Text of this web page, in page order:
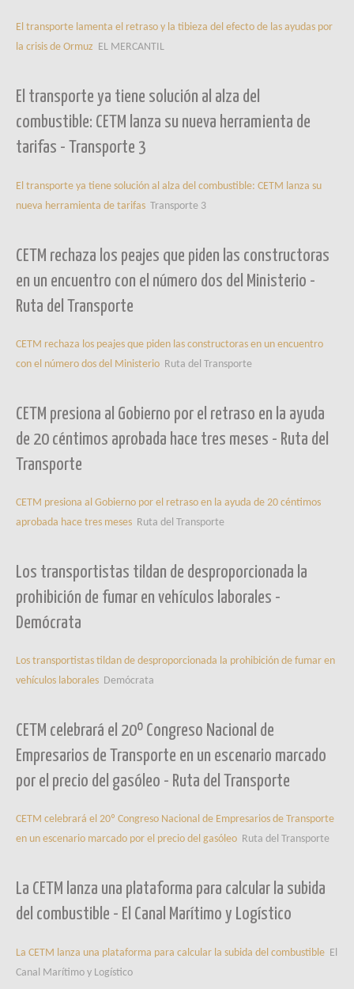
El transporte lamenta el retraso y la tibieza del efecto de las ayudas por
la crisis de Ormuz EL MERCANTIL
El transporte ya tiene solución al alza del
combustible: CETM lanza su nueva herramienta de
tarifas - Transporte 3
El transporte ya tiene solución al alza del combustible: CETM lanza su
nueva herramienta de tarifas Transporte 3
CETM rechaza los peajes que piden las constructoras
en un encuentro con el número dos del Ministerio -
Ruta del Transporte
CETM rechaza los peajes que piden las constructoras en un encuentro
con el número dos del Ministerio Ruta del Transporte
CETM presiona al Gobierno por el retraso en la ayuda
de 20 céntimos aprobada hace tres meses - Ruta del
Transporte
CETM presiona al Gobierno por el retraso en la ayuda de 20 céntimos
aprobada hace tres meses Ruta del Transporte
Los transportistas tildan de desproporcionada la
prohibición de fumar en vehículos laborales -
Demócrata
Los transportistas tildan de desproporcionada la prohibición de fumar en
vehículos laborales Demócrata
CETM celebrará el 20º Congreso Nacional de
Empresarios de Transporte en un escenario marcado
por el precio del gasóleo - Ruta del Transporte
CETM celebrará el 20º Congreso Nacional de Empresarios de Transporte
en un escenario marcado por el precio del gasóleo Ruta del Transporte
La CETM lanza una plataforma para calcular la subida
del combustible - El Canal Marítimo y Logístico
La CETM lanza una plataforma para calcular la subida del combustible El
Canal Marítimo y Logístico